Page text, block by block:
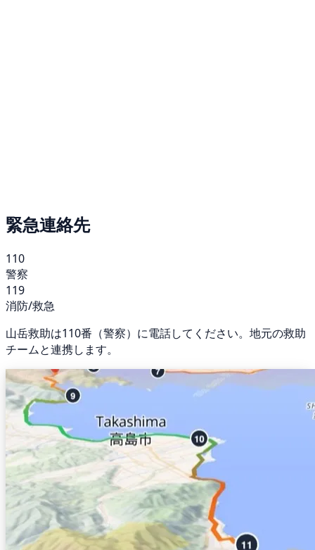
緊急連絡先
110
警察
119
消防/救急
山岳救助は110番（警察）に電話してください。地元の救助
チームと連携します。